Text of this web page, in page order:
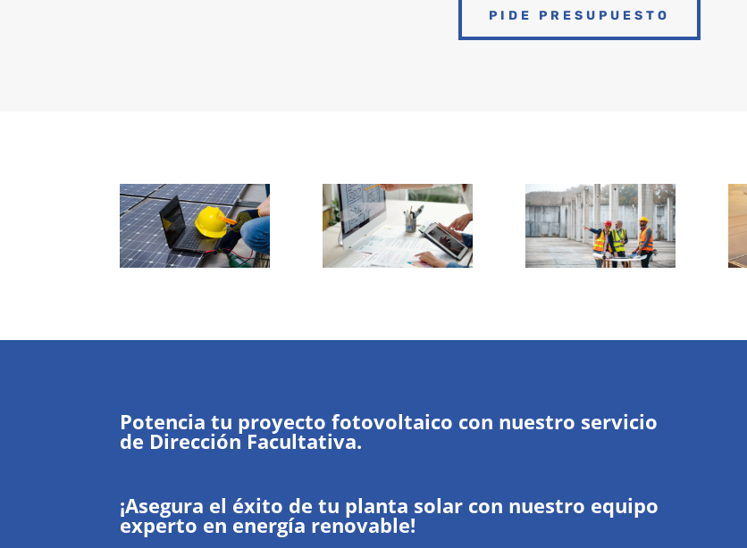
PIDE PRESUPUESTO
Potencia tu proyecto fotovoltaico con nuestro servicio
de Dirección Facultativa.
¡Asegura el éxito de tu planta solar con nuestro equipo
experto en energía renovable!